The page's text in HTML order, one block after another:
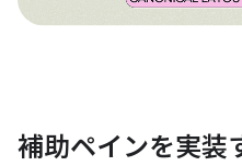
補助ペインを実装